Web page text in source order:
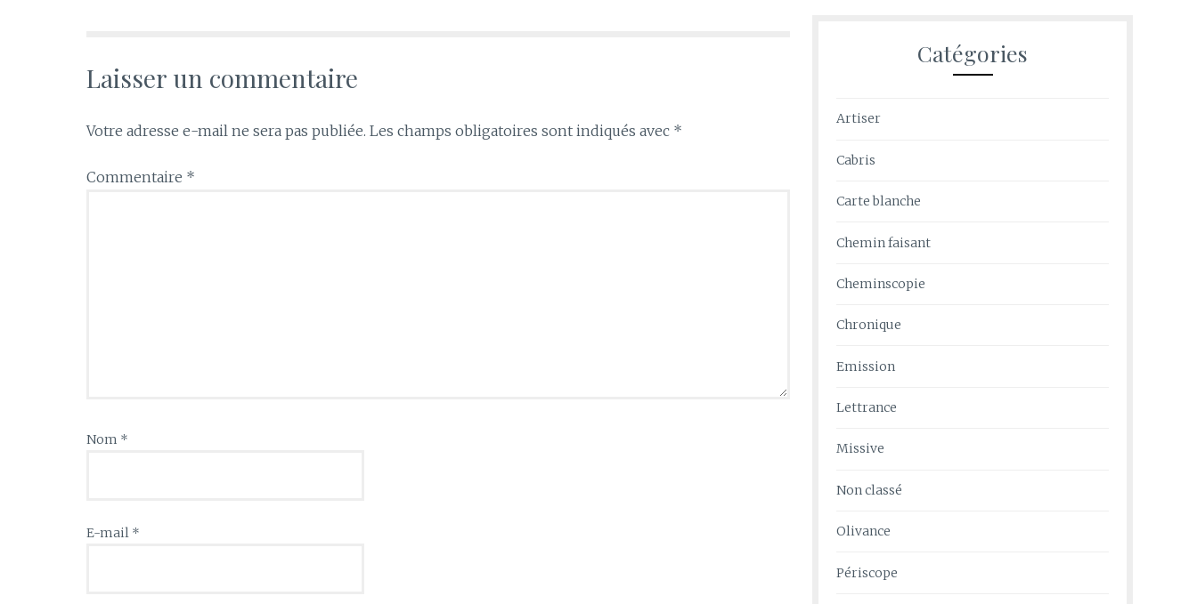
Laisser un commentaire
Votre adresse e-mail ne sera pas publiée. Les champs obligatoires sont indiqués avec *
Commentaire *
Nom *
E-mail *
Catégories
Artiser
Cabris
Carte blanche
Chemin faisant
Cheminscopie
Chronique
Emission
Lettrance
Missive
Non classé
Olivance
Périscope